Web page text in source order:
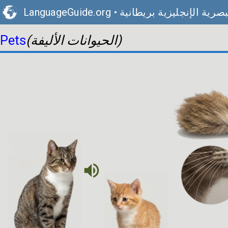
LanguageGuide.org • الإنجليزية بريطانية
Pets (الحيوانات الأليفة)
volume_up